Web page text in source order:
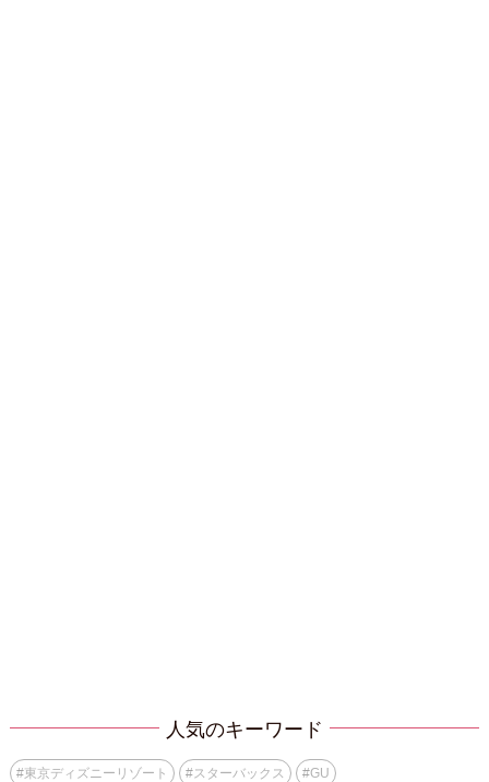
人気のキーワード
#東京ディズニーリゾート #スターバックス #GU